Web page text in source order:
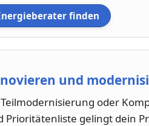
finden
und
oder
Prioritätenliste gelingt dein